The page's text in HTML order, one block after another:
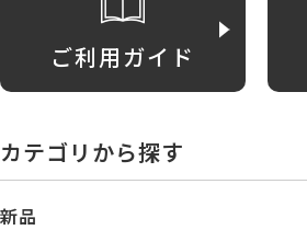
ご利用ガイド
カテゴリから探す
新品